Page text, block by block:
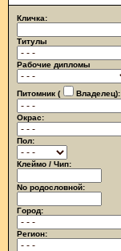
Кличка:
Титулы
Рабочие дипломы
Питомник ( Владелец):
Окрас:
Пол:
Клеймо / Чип:
No родословной:
Город:
Регион: